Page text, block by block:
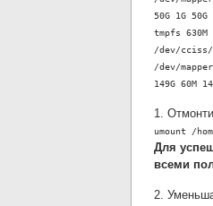
50G 1G 50G
tmpfs 630M
/dev/cciss/
/dev/
149G 60M
1.
umount /
Для
всеми
2.